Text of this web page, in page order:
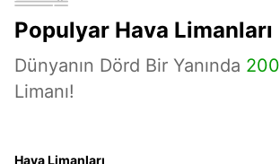
Populyar Hava Limanları
Dünyanın Dörd Bir Yanında 200
Limanı!
Hava Limanları